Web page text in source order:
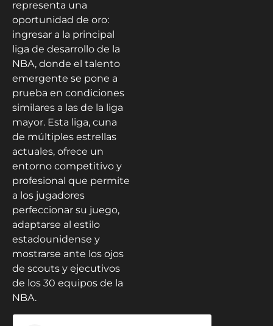
representa una
oportunidad de oro:
ingresar a la principal
liga de desarrollo de la
NBA, donde el talento
emergente se pone a
prueba en condiciones
similares a las de la liga
mayor. Esta liga, cuna
de múltiples estrellas
actuales, ofrece un
entorno competitivo y
profesional que permite
a los jugadores
perfeccionar su juego,
adaptarse al estilo
estadounidense y
mostrarse ante los ojos
de scouts y ejecutivos
de los 30 equipos de la
NBA.